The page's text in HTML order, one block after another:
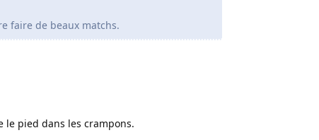
faire de beaux matchs.
pied dans les crampons.